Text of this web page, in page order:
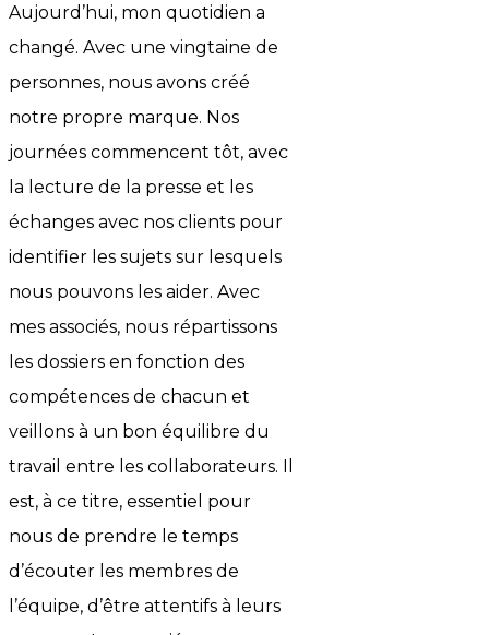
Aujourd’hui, mon quotidien a
changé. Avec une vingtaine de
personnes, nous avons créé
notre propre marque. Nos
journées commencent tôt, avec
la lecture de la presse et les
échanges avec nos clients pour
identifier les sujets sur lesquels
nous pouvons les aider. Avec
mes associés, nous répartissons
les dossiers en fonction des
compétences de chacun et
veillons à un bon équilibre du
travail entre les collaborateurs. Il
est, à ce titre, essentiel pour
nous de prendre le temps
d’écouter les membres de
l’équipe, d’être attentifs à leurs